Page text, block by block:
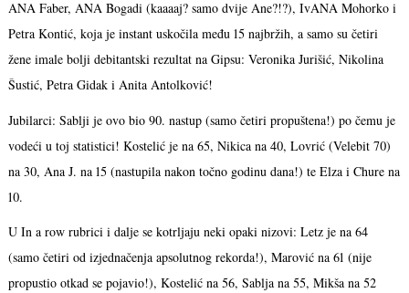
ANA Faber, ANA Bogadi (kaaaaj? samo dvije Ane?!?), IvANA Mohorko i
Petra Kontić, koja je instant uskočila među 15 najbržih, a samo su četiri
žene imale bolji debitantski rezultat na Gipsu: Veronika Jurišić, Nikolina
Šustić, Petra Gidak i Anita Antolković!
Jubilarci: Sablji je ovo bio 90. nastup (samo četiri propuštena!) po čemu je
vodeći u toj statistici! Kostelić je na 65, Nikica na 40, Lovrić (Velebit 70)
na 30, Ana J. na 15 (nastupila nakon točno godinu dana!) te Elza i Chure na
10.
U In a row rubrici i dalje se kotrljaju neki opaki nizovi: Letz je na 64
(samo četiri od izjednačenja apsolutnog rekorda!), Marović na 61 (nije
propustio otkad se pojavio!), Kostelić na 56, Sablja na 55, Mikša na 52